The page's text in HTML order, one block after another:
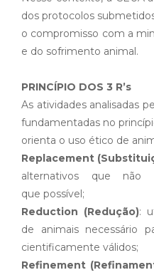
dos protocolos
o compromisso com a
e do sofrimento animal.
PRINCÍPIO DOS 3 R’s
As atividades analisadas
fundamentadas no
orienta o uso ético de
Replacement
alternativos que não
que possível;
Reduction (Redução):
de animais necessário
cientificamente válidos;
Refinement